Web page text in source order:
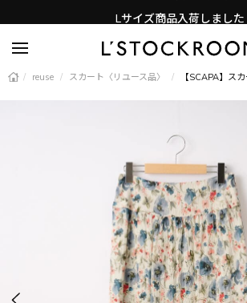
Lサイズ商品入荷しました
新着アイテム続々と入荷中！
/ reuse / スカート〈リユース品〉 / 【SCAPA】ス